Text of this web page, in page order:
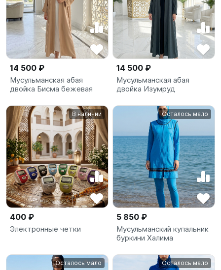
14 500 ₽
Мусульманская абая
двойка Бисма бежевая
14 500 ₽
Мусульманская абая
двойка Изумруд
В наличии
400 ₽
Электронные четки
Осталось мало
5 850 ₽
Мусульманский купальник
буркини Халима
Осталось мало Осталось мало